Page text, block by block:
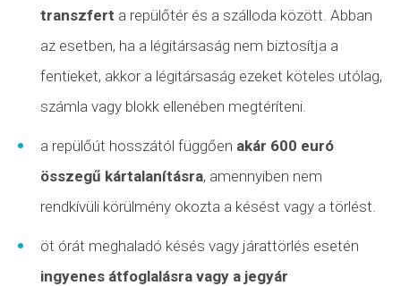
transzfert a repülőtér és a szálloda között. Abban
az esetben, ha a légitársaság nem biztosítja a
fentieket, akkor a légitársaság ezeket köteles utólag,
számla vagy blokk ellenében megtéríteni.
a repülőút hosszától függően akár 600 euró
összegű kártalanításra, amennyiben nem
rendkívüli körülmény okozta a késést vagy a törlést.
öt órát meghaladó késés vagy járattörlés esetén
ingyenes átfoglalásra vagy a jegyár